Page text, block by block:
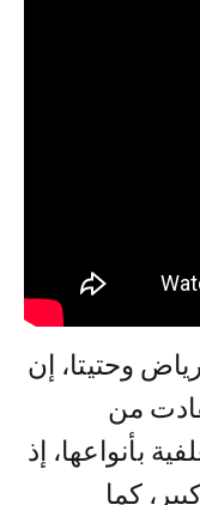
وحتيتا، إن
من
بأنواعها، إذ
كما